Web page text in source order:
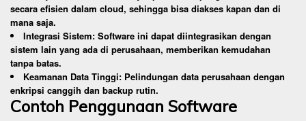
secara efisien dalam cloud, sehingga bisa diakses kapan dan di
mana saja.
Integrasi Sistem: Software ini dapat diintegrasikan dengan
sistem lain yang ada di perusahaan, memberikan kemudahan
tanpa batas.
Keamanan Data Tinggi: Pelindungan data perusahaan dengan
enkripsi canggih dan backup rutin.
Contoh Penggunaan Software